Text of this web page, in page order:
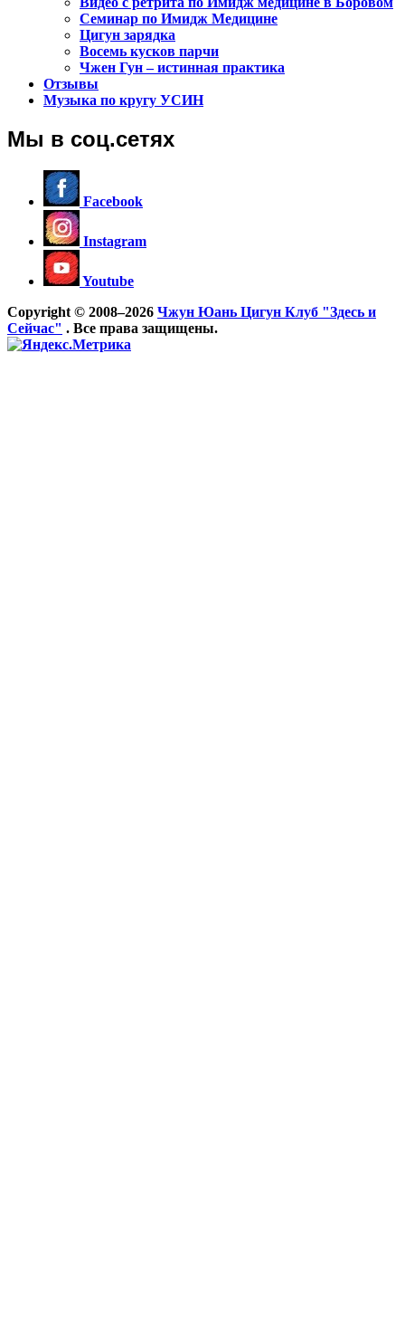
Семинар по Имидж Медицине
Цигун зарядка
Восемь кусков парчи
Чжен Гун – истинная практика
Отзывы
Музыка по кругу УСИН
Мы в соц.сетях
Facebook
Instagram
Youtube
Copyright © 2008–2026 Чжун Юань Цигун Клуб "Здесь и
Сейчас" . Все права защищены.